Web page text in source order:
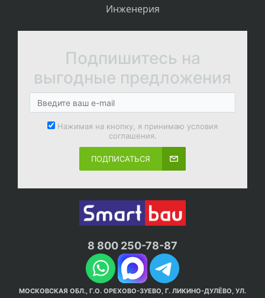
Инженерия
Подпишитесь на
выгодные предложения
Нажимая на кнопку, я принимаю условия
соглашения.
ПОДПИСАТЬСЯ
8 800 250-78-87
МОСКОВСКАЯ ОБЛ., Г.О. ОРЕХОВО-ЗУЕВО, Г. ЛИКИНО-ДУЛЁВО, УЛ.